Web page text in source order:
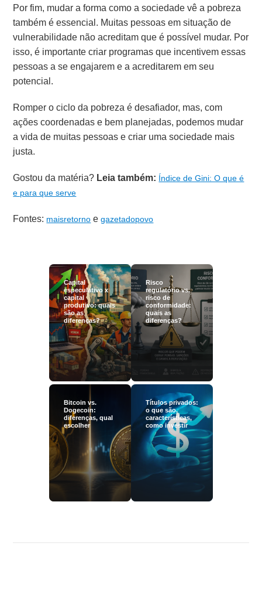
Por fim, mudar a forma como a sociedade vê a pobreza
também é essencial. Muitas pessoas em situação de
vulnerabilidade não acreditam que é possível mudar. Por
isso, é importante criar programas que incentivem essas
pessoas a se engajarem e a acreditarem em seu
potencial.
Romper o ciclo da pobreza é desafiador, mas, com
ações coordenadas e bem planejadas, podemos mudar
a vida de muitas pessoas e criar uma sociedade mais
justa.
Gostou da matéria? Leia também: Índice de Gini: O que é
e para que serve
Fontes: maisretorno egazetadopovo
Capital
especulativo x
capital
produtivo: quais
são as
diferenças?
Risco
regulatório vs.
risco de
conformidade:
quais as
diferenças?
Bitcoin vs.
Dogecoin:
diferenças, qual
escolher
Títulos privados:
o que são,
características,
como investir